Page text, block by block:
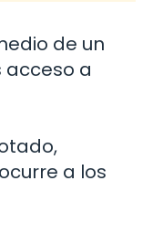
de un
acceso a
a los